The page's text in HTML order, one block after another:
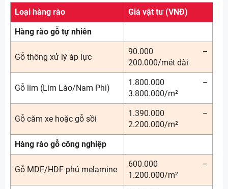
Loại hàng rào Giá vật tư (VNĐ)
Hàng rào gỗ tự nhiên
Gỗ thông xử lý áp lực
90.000 –
200.000/mét dài
Gỗ lim (Lim Lào/Nam Phi)
1.800.000 –
3.800.000/m²
Gỗ căm xe hoặc gỗ sồi
1.390.000 –
2.200.000/m²
Hàng rào gỗ công nghiệp
Gỗ MDF/HDF phủ melamine
600.000 –
1.200.000/m²